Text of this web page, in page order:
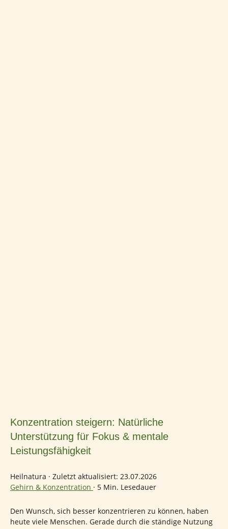
Konzentration steigern: Natürliche
Unterstützung für Fokus & mentale
Leistungsfähigkeit
Heilnatura · Zuletzt aktualisiert: 23.07.2026
Gehirn & Konzentration · 5 Min. Lesedauer
Den Wunsch, sich besser konzentrieren zu können, haben
heute viele Menschen. Gerade durch die ständige Nutzung